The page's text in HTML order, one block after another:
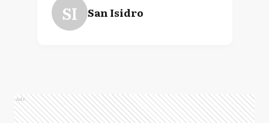
SI San Isidro
Ads